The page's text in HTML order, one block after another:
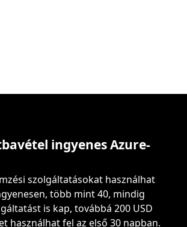
ingyenes Azure-
szolgáltatásokat használhat
több mint 40, mindig
is kap, továbbá 200 USD
használhat fel az első 30 napban.